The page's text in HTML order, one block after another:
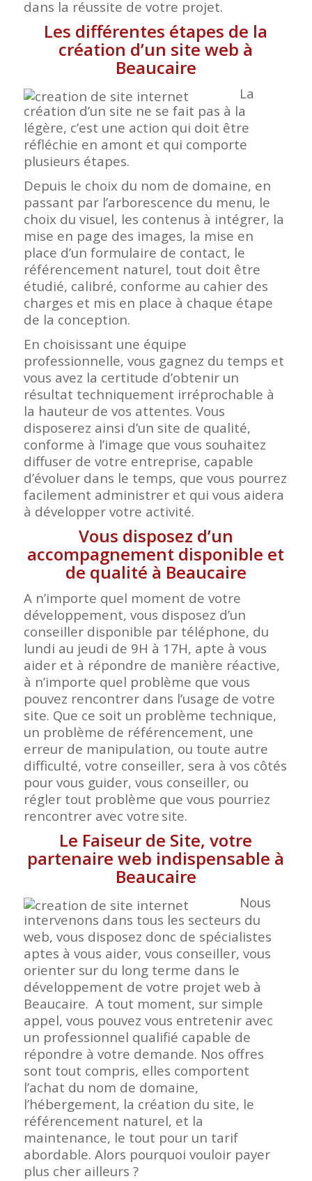
dans la réussite de votre projet.
Les différentes étapes de la
création d’un site web à
Beaucaire
La
création d’un site ne se fait pas à la
légère, c’est une action qui doit être
réfléchie en amont et qui comporte
plusieurs étapes.
Depuis le choix du nom de domaine, en
passant par l’arborescence du menu, le
choix du visuel, les contenus à intégrer, la
mise en page des images, la mise en
place d’un formulaire de contact, le
référencement naturel, tout doit être
étudié, calibré, conforme au cahier des
charges et mis en place à chaque étape
de la conception.
En choisissant une équipe
professionnelle, vous gagnez du temps et
vous avez la certitude d’obtenir un
résultat techniquement irréprochable à
la hauteur de vos attentes. Vous
disposerez ainsi d’un site de qualité,
conforme à l’image que vous souhaitez
diffuser de votre entreprise, capable
d’évoluer dans le temps, que vous pourrez
facilement administrer et qui vous aidera
à développer votre activité.
Vous disposez d’un
accompagnement disponible et
de qualité à Beaucaire
A n’importe quel moment de votre
développement, vous disposez d’un
conseiller disponible par téléphone, du
lundi au jeudi de 9H à 17H, apte à vous
aider et à répondre de manière réactive,
à n’importe quel problème que vous
pouvez rencontrer dans l’usage de votre
site. Que ce soit un problème technique,
un problème de référencement, une
erreur de manipulation, ou toute autre
difficulté, votre conseiller, sera à vos côtés
pour vous guider, vous conseiller, ou
régler tout problème que vous pourriez
rencontrer avec votre site.
Le Faiseur de Site, votre
partenaire web indispensable à
Beaucaire
Nous
intervenons dans tous les secteurs du
web, vous disposez donc de spécialistes
aptes à vous aider, vous conseiller, vous
orienter sur du long terme dans le
développement de votre projet web à
Beaucaire. A tout moment, sur simple
appel, vous pouvez vous entretenir avec
un professionnel qualifié capable de
répondre à votre demande. Nos offres
sont tout compris, elles comportent
l’achat du nom de domaine,
l’hébergement, la création du site, le
référencement naturel, et la
maintenance, le tout pour un tarif
abordable. Alors pourquoi vouloir payer
plus cher ailleurs ?